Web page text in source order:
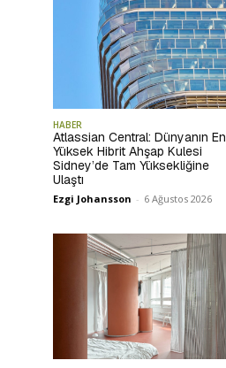
HABER
Atlassian Central: Dünyanın En
Yüksek Hibrit Ahşap Kulesi
Sidney’de Tam Yüksekliğine
Ulaştı
Ezgi Johansson - 6 Ağustos 2026